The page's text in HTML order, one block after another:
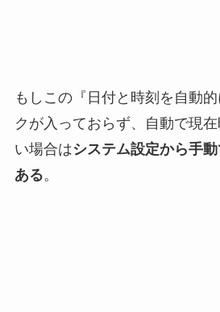
もしこの『日付と時刻を自動
クが入っておらず、自動で現
い場合はシステム設定から手
ある。